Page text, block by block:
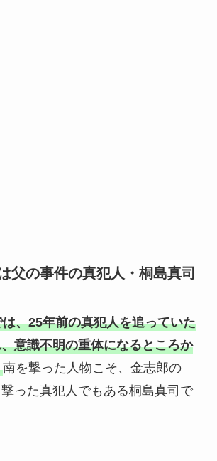
父の事件の真犯人・桐島真司
、25年前の真犯人を追っていた
意識不明の重体になるところか
南を撃った人物こそ、金志郎の
った真犯人でもある桐島真司で